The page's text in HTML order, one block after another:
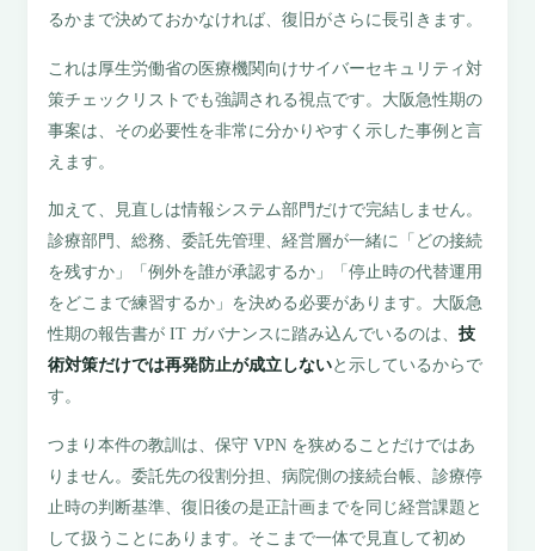
るかまで決めておかなければ、復旧がさらに長引きます。
これは厚生労働省の医療機関向けサイバーセキュリティ対
策チェックリストでも強調される視点です。大阪急性期の
事案は、その必要性を非常に分かりやすく示した事例と言
えます。
加えて、見直しは情報システム部門だけで完結しません。
診療部門、総務、委託先管理、経営層が一緒に「どの接続
を残すか」「例外を誰が承認するか」「停止時の代替運用
をどこまで練習するか」を決める必要があります。大阪急
性期の報告書が IT ガバナンスに踏み込んでいるのは、技
術対策だけでは再発防止が成立しないと示しているからで
す。
つまり本件の教訓は、保守 VPN を狭めることだけではあ
りません。委託先の役割分担、病院側の接続台帳、診療停
止時の判断基準、復旧後の是正計画までを同じ経営課題と
して扱うことにあります。そこまで一体で見直して初め